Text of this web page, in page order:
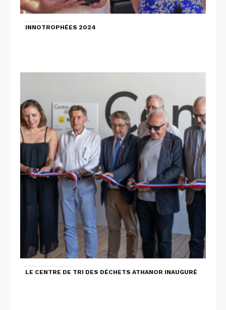
INNOTROPHÉES 2024
LE CENTRE DE TRI DES DÉCHETS ATHANOR INAUGURÉ